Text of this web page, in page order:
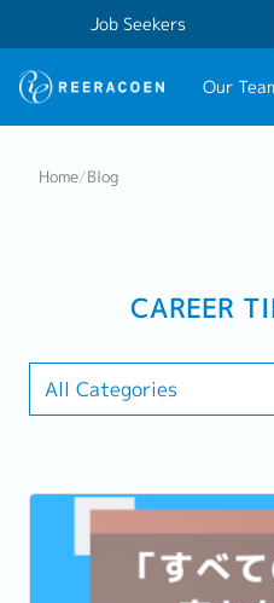
Job Seekers
Our
Home/Blog
CAREER
All Categories